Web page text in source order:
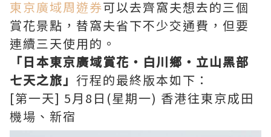
東京廣域周遊券可以去齊窩夫想去的三個
賞花景點，替窩夫省下不少交通費，但要
連續三天使用的。
「日本東京廣域賞花 ‧ 白川鄉 ‧ 立山黑部
七天之旅」 行程的最終版本如下：
[第一天] 5月8日(星期一) 香港往東京成田
機場、新宿